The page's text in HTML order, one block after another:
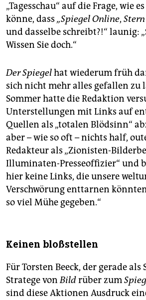
„Tagesschau“ auf die Frage, wie
könne, dass „Spiegel Online, Stern
und dasselbe schreibt?!“ launig:
Wissen Sie doch.“
Der Spiegelhat wiederum früh
sich nicht mehr alles gefallen zu
Sommer hatte die Redaktion
Unterstellungen mit Links auf
Quellen als „totalen Blödsinn“
aber – wie so oft – nichts half,
Redakteur als „Zionisten-
Illuminaten-Presseoffizier“ und
hier keine Links, die unsere
Verschwörung enttarnen
so viel Mühe gegeben.“
Keinen bloßstellen
Für Torsten Beeck, der gerade als
Stratege vonBildrüber zum
sind diese Aktionen Ausdruck